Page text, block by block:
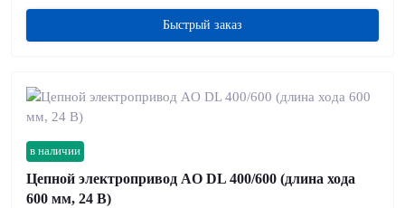
Быстрый заказ
в наличии
Цепной электропривод AO DL 400/600 (длина хода
600 мм, 24 В)